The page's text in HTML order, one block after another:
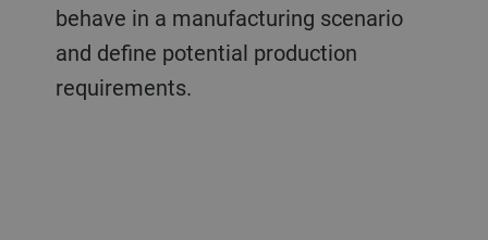
behave in a manufacturing scenario
and define potential production
requirements.